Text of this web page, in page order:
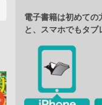
電子書籍は初めての
と、スマホでもタブ